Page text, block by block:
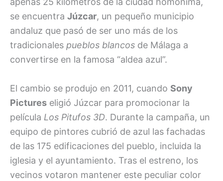
se encuentra Júzcar, un pequeño municipio
andaluz que pasó de ser uno más de los
tradicionales pueblos blancos de Málaga a
convertirse en la famosa “aldea azul”.
El cambio se produjo en 2011, cuando Sony
Pictures eligió Júzcar para promocionar la
película Los Pitufos 3D. Durante la campaña, un
equipo de pintores cubrió de azul las fachadas
de las 175 edificaciones del pueblo, incluida la
iglesia y el ayuntamiento. Tras el estreno, los
vecinos votaron mantener este peculiar color